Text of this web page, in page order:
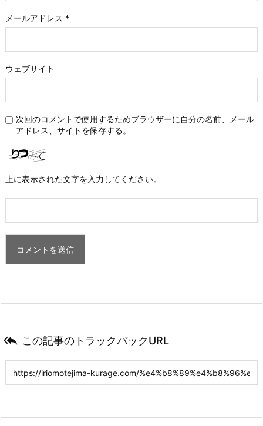
メールアドレス *
ウェブサイト
次回のコメントで使用するためブラウザーに自分の名前、メール
アドレス、サイトを保存する。
上に表示された文字を入力してください。
 この記事のトラックバックURL